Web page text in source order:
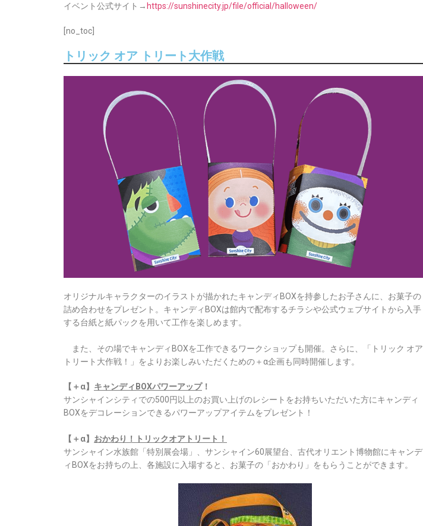
イベント公式サイト→https://sunshinecity.jp/file/official/halloween/
[no_toc]
トリック オア トリート大作戦
オリジナルキャラクターのイラストが描かれたキャンディBOXを持参したお子さんに、お菓子の
詰め合わせをプレゼント。キャンディBOXは館内で配布するチラシや公式ウェブサイトから入手
する台紙と紙パックを用いて工作を楽しめます。
また、その場でキャンディBOXを工作できるワークショップも開催。さらに、「トリック オア
トリート大作戦！」をよりお楽しみいただくための＋α企画も同時開催します。
【＋α】 キャンディBOXパワーアップ！
サンシャインシティでの500円以上のお買い上げのレシートをお持ちいただいた方にキャンディ
BOXをデコレーションできるパワーアップアイテムをプレゼント！
【＋α】 おかわり！トリックオアトリート！
サンシャイン水族館「特別展会場」、サンシャイン60展望台、古代オリエント博物館にキャンデ
ィBOXをお持ちの上、各施設に入場すると、お菓子の「おかわり」をもらうことができます。